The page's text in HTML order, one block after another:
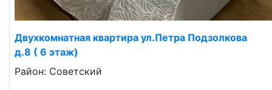
Двухкомнатная квартира ул.Петра Подзолкова
д.8 ( 6 этаж)
Район: Советский